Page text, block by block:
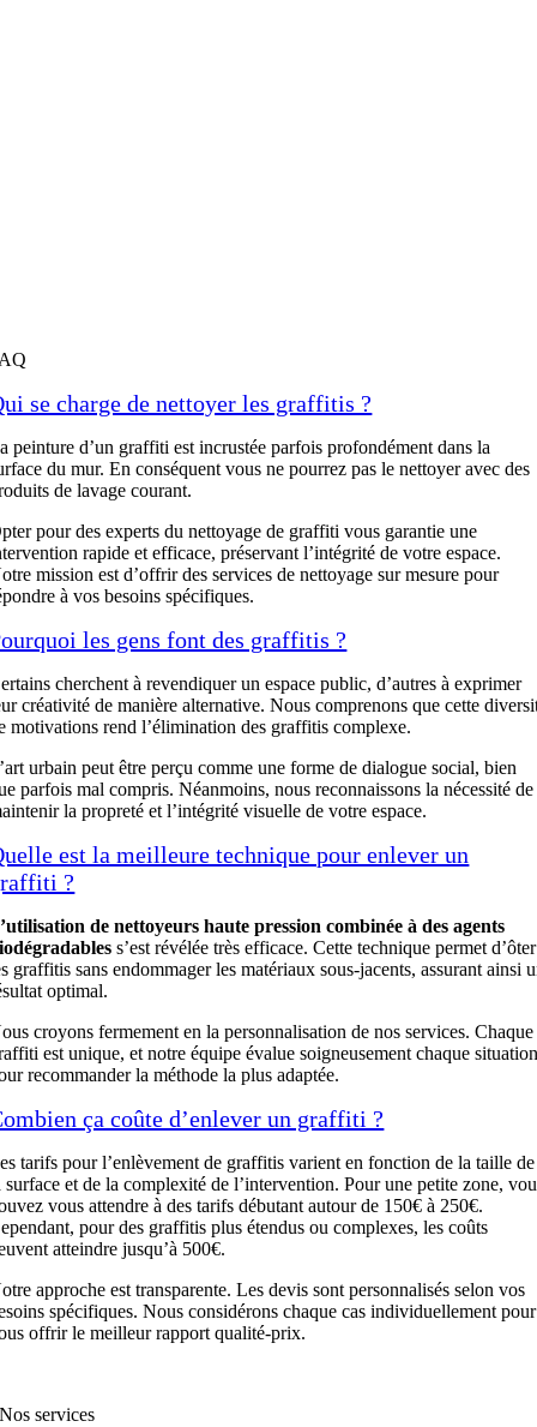
se charge de nettoyer les graffitis ?
peinture d’un graffiti est incrustée parfois profondément dans la
du mur. En conséquent vous ne pourrez pas le nettoyer avec des
de lavage courant.
pour des experts du nettoyage de graffiti vous garantie une
rapide et efficace, préservant l’intégrité de votre espace.
mission est d’offrir des services de nettoyage sur mesure pour
à vos besoins spécifiques.
les gens font des graffitis ?
cherchent à revendiquer un espace public, d’autres à exprimer
créativité de manière alternative. Nous comprenons que cette
motivations rend l’élimination des graffitis complexe.
urbain peut être perçu comme une forme de dialogue social, bien
parfois mal compris. Néanmoins, nous reconnaissons la nécessité de
la propreté et l’intégrité visuelle de votre espace.
est la meilleure technique pour enlever un
?
de nettoyeurs haute pression combinée à des agents
s’est révélée très efficace. Cette technique permet d’ôter
graffitis sans endommager les matériaux sous-jacents, assurant ainsi
optimal.
croyons fermement en la personnalisation de nos services. Chaque
est unique, et notre équipe évalue soigneusement chaque
recommander la méthode la plus adaptée.
ça coûte d’enlever un graffiti ?
tarifs pour l’enlèvement de graffitis varient en fonction de la taille de
surface et de la complexité de l’intervention. Pour une petite zone,
vous attendre à des tarifs débutant autour de 150€ à 250€.
pour des graffitis plus étendus ou complexes, les coûts
atteindre jusqu’à 500€.
approche est transparente. Les devis sont personnalisés selon vos
spécifiques. Nous considérons chaque cas individuellement pour
offrir le meilleur rapport qualité-prix.
Nos services